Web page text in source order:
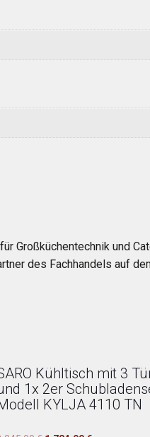
Großküchentechnik und
des Fachhandels auf
Kühltisch mit 3
1x 2er
KYLJA 4110 TN